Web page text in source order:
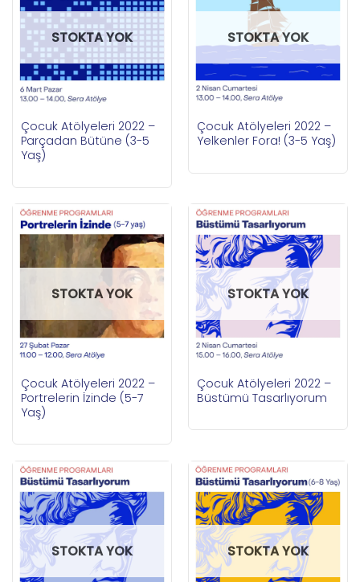
STOKTA YOK
Çocuk Atölyeleri 2022 –
Parçadan Bütüne (3-5
Yaş)
STOKTA YOK
Çocuk Atölyeleri 2022 –
Yelkenler Fora! (3-5 Yaş)
STOKTA YOK
Çocuk Atölyeleri 2022 –
Portrelerin İzinde (5-7
Yaş)
STOKTA YOK
Çocuk Atölyeleri 2022 –
Büstümü Tasarlıyorum
STOKTA YOK STOKTA YOK